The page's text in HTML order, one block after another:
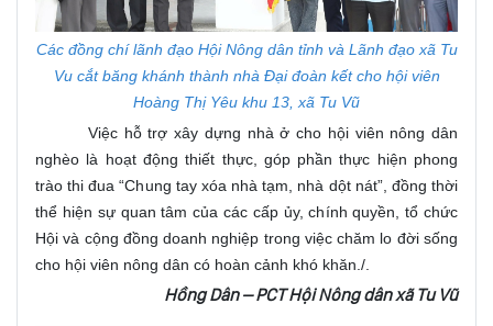
Các đồng chí lãnh đạo Hội Nông dân tỉnh và Lãnh đạo xã Tu
Vu cắt băng khánh thành nhà Đại đoàn kết cho hội viên
Hoàng Thị Yêu khu 13, xã Tu Vũ
Việc hỗ trợ xây dựng nhà ở cho hội viên nông dân
nghèo là hoạt động thiết thực, góp phần thực hiện phong
trào thi đua “Chung tay xóa nhà tạm, nhà dột nát”, đồng thời
thể hiện sự quan tâm của các cấp ủy, chính quyền, tổ chức
Hội và cộng đồng doanh nghiệp trong việc chăm lo đời sống
cho hội viên nông dân có hoàn cảnh khó khăn./.
Hồng Dân – PCT Hội Nông dân xã Tu Vũ